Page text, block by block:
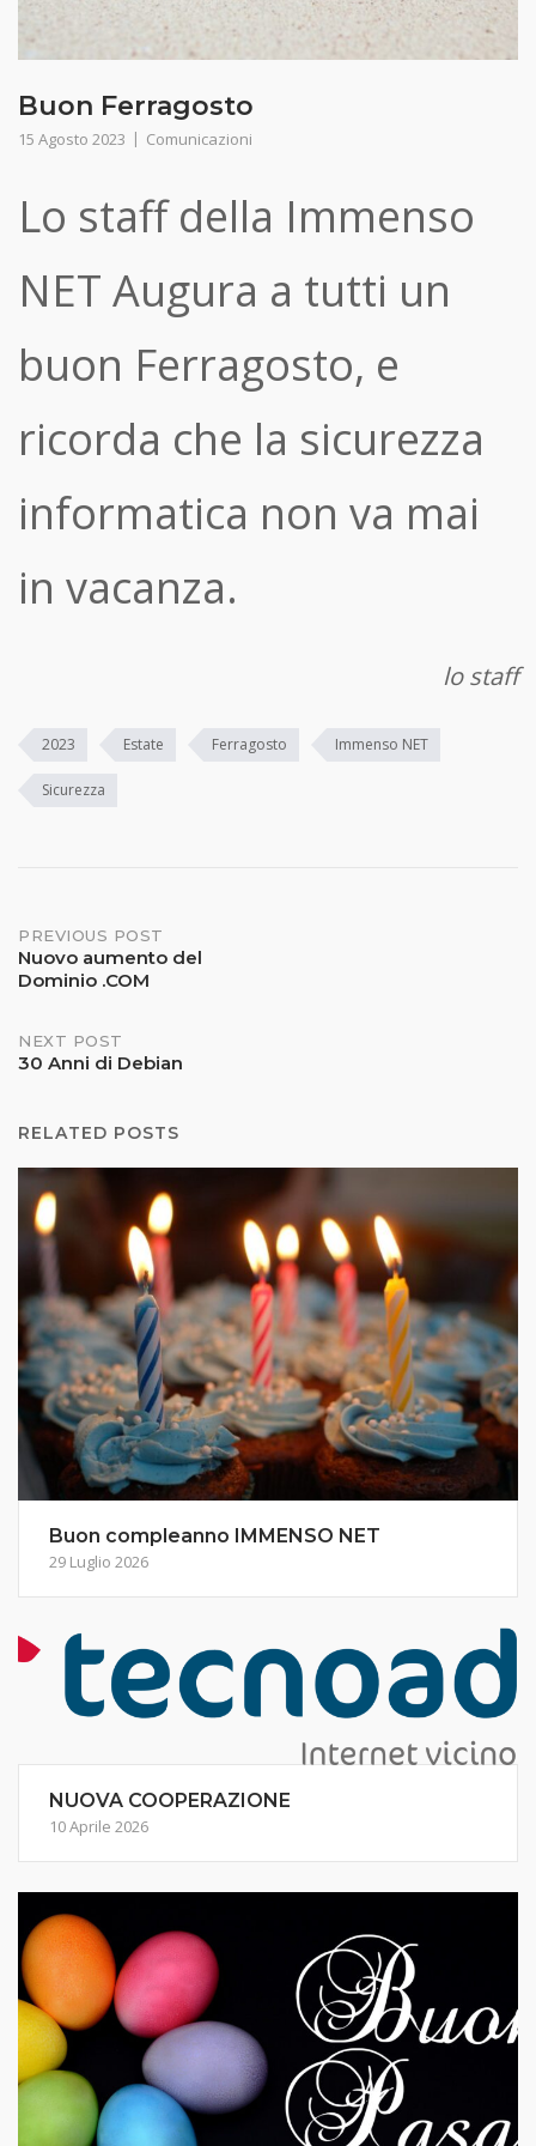
Buon Ferragosto
15 Agosto 2023 Comunicazioni
Lo staff della Immenso
NET Augura a tutti un
buon Ferragosto, e
ricorda che la sicurezza
informatica non va mai
in vacanza.
lo staff
2023 Estate Ferragosto Immenso NET
Sicurezza
Post
navigation
PREVIOUS POST
Nuovo aumento del
Dominio .COM
NEXT POST
30 Anni di Debian
RELATED POSTS
Buon compleanno IMMENSO NET
29 Luglio 2026
NUOVA COOPERAZIONE
10 Aprile 2026